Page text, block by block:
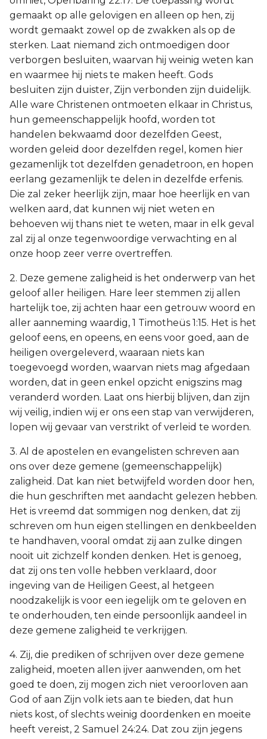
gemaakt op alle gelovigen en alleen op hen, zij
wordt gemaakt zowel op de zwakken als op de
sterken. Laat niemand zich ontmoedigen door
verborgen besluiten, waarvan hij weinig weten kan
en waarmee hij niets te maken heeft. Gods
besluiten zijn duister, Zijn verbonden zijn duidelijk.
Alle ware Christenen ontmoeten elkaar in Christus,
hun gemeenschappelijk hoofd, worden tot
handelen bekwaamd door dezelfden Geest,
worden geleid door dezelfden regel, komen hier
gezamenlijk tot dezelfden genadetroon, en hopen
eerlang gezamenlijk te delen in dezelfde erfenis.
Die zal zeker heerlijk zijn, maar hoe heerlijk en van
welken aard, dat kunnen wij niet weten en
behoeven wij thans niet te weten, maar in elk geval
zal zij al onze tegenwoordige verwachting en al
onze hoop zeer verre overtreffen.
2. Deze gemene zaligheid is het onderwerp van het
geloof aller heiligen. Hare leer stemmen zij allen
hartelijk toe, zij achten haar een getrouw woord en
aller aanneming waardig, 1 Timotheüs 1:15. Het is het
geloof eens, en opeens, en eens voor goed, aan de
heiligen overgeleverd, waaraan niets kan
toegevoegd worden, waarvan niets mag afgedaan
worden, dat in geen enkel opzicht enigszins mag
veranderd worden. Laat ons hierbij blijven, dan zijn
wij veilig, indien wij er ons een stap van verwijderen,
lopen wij gevaar van verstrikt of verleid te worden.
3. Al de apostelen en evangelisten schreven aan
ons over deze gemene (gemeenschappelijk)
zaligheid. Dat kan niet betwijfeld worden door hen,
die hun geschriften met aandacht gelezen hebben.
Het is vreemd dat sommigen nog denken, dat zij
schreven om hun eigen stellingen en denkbeelden
te handhaven, vooral omdat zij aan zulke dingen
nooit uit zichzelf konden denken. Het is genoeg,
dat zij ons ten volle hebben verklaard, door
ingeving van de Heiligen Geest, al hetgeen
noodzakelijk is voor een iegelijk om te geloven en
te onderhouden, ten einde persoonlijk aandeel in
deze gemene zaligheid te verkrijgen.
4. Zij, die prediken of schrijven over deze gemene
zaligheid, moeten allen ijver aanwenden, om het
goed te doen, zij mogen zich niet veroorloven aan
God of aan Zijn volk iets aan te bieden, dat hun
niets kost, of slechts weinig doordenken en moeite
heeft vereist, 2 Samuel 24:24. Dat zou zijn jegens